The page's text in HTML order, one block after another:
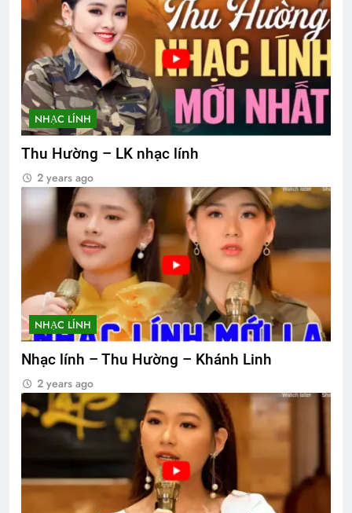
NHẠC LÍNH
Thu Hường – LK nhạc lính
2 years ago
NHẠC LÍNH
Nhạc lính – Thu Hường – Khánh Linh
2 years ago